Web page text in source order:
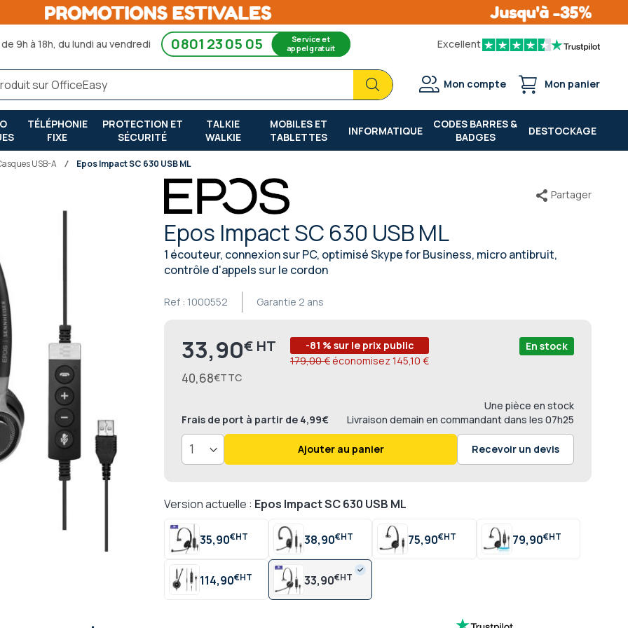
9h à 18h, du lundi au vendredi 0801 23 05 05 Service et
appel gratuit Excellent
Chercher
Chercher
Mon compte Mon panier
TÉLÉPHONIE
FIXE
PROTECTION ET
SÉCURITÉ
TALKIE
WALKIE
MOBILES ET
TABLETTES
INFORMATIQUE
CODES BARRES &
BADGES
DESTOCKAGE
USB-A Epos Impact SC 630 USB ML
Epos Impact SC 630 USB ML
1 écouteur, connexion sur PC, optimisé Skype for Business, micro antibruit,
contrôle d'appels sur le cordon
Garantie 2 ans
Ref : 1000552
Partager
Prix
33,90€
40,68€
-81 % sur le prix public
179,00 € économisez145,10 €
Une pièce en stock
En stock
Livraison demain en commandant dans les 07h25
Frais de port à partir de 4,99€
Ajouter au panier Recevoir un devis
Version actuelle : Epos Impact SC 630 USB ML
35,90€ 38,90€ 75,90€ 79,90€
114,90€ 33,90€